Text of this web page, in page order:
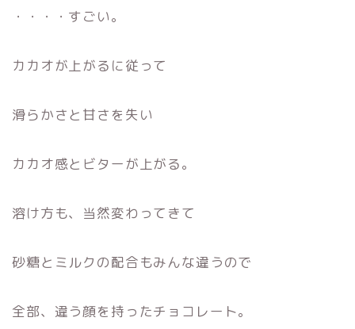
・・・・すごい。
カカオが上がるに従って
滑らかさと甘さを失い
カカオ感とビターが上がる。
溶け方も、当然変わってきて
砂糖とミルクの配合もみんな違うので
全部、違う顔を持ったチョコレート。